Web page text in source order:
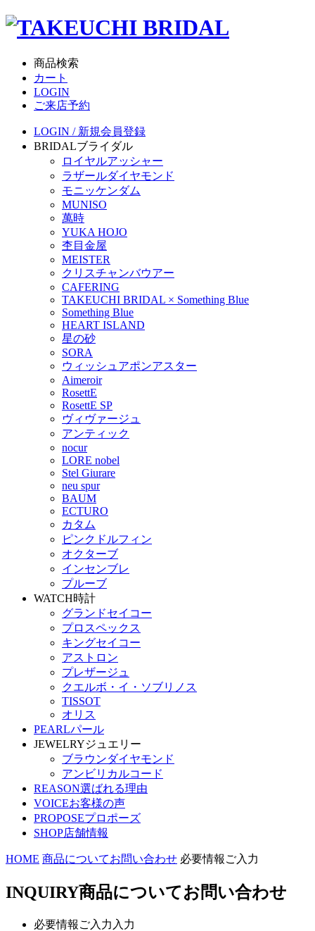
商品検索
カート
LOGIN
ご来店予約
LOGIN / 新規会員登録
BRIDALブライダル
ロイヤルアッシャー
ラザールダイヤモンド
モニッケンダム
MUNISO
萬時
YUKA HOJO
杢目金屋
MEISTER
クリスチャンバウアー
CAFERING
TAKEUCHI BRIDAL × Something Blue
Something Blue
HEART ISLAND
星の砂
SORA
ウィッシュアポンアスター
Aimeroir
RosettE
RosettE SP
ヴィヴァージュ
アンティック
nocur
LORE nobel
Stel Giurare
neu spur
BAUM
ECTURO
カタム
ピンクドルフィン
オクターブ
インセンブレ
プルーブ
WATCH時計
グランドセイコー
プロスペックス
キングセイコー
アストロン
プレザージュ
クエルボ・イ・ソブリノス
TISSOT
オリス
PEARLパール
JEWELRYジュエリー
ブラウンダイヤモンド
アンビリカルコード
REASON選ばれる理由
VOICEお客様の声
PROPOSEプロポーズ
SHOP店舗情報
HOME 商品についてお問い合わせ 必要情報ご入力
INQUIRY商品についてお問い合わせ
必要情報ご入力 入力